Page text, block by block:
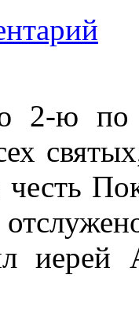
2-ю по
иерей